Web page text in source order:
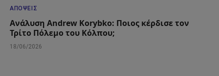
ΑΠΌΨΕΙΣ
Ανάλυση Andrew Korybko: Ποιος κέρδισε τον
Τρίτο Πόλεμο του Κόλπου;
18/06/2026